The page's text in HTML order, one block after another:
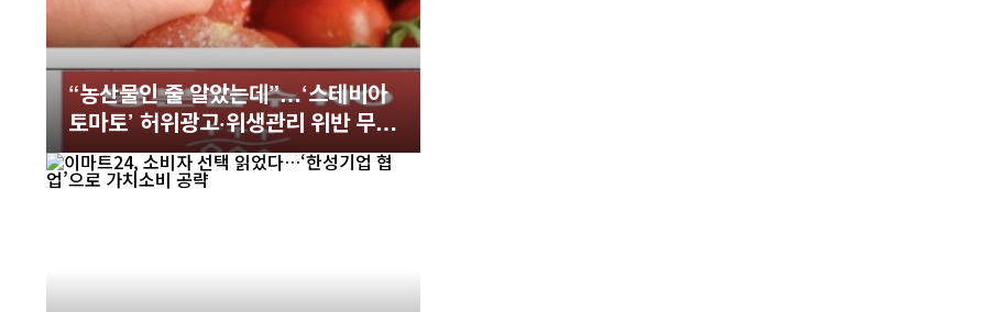
“농산물인 줄 알았는데”…‘스테비아
토마토’ 허위광고·위생관리 위반 무더
기 적발